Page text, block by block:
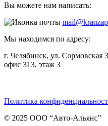
Вы можете нам написать:
Мы находимся по адресу:
г. Челябинск, ул. Сормовская
офис 313, этаж 3
Политика
© 2025 ООО “Авто-Альянс”